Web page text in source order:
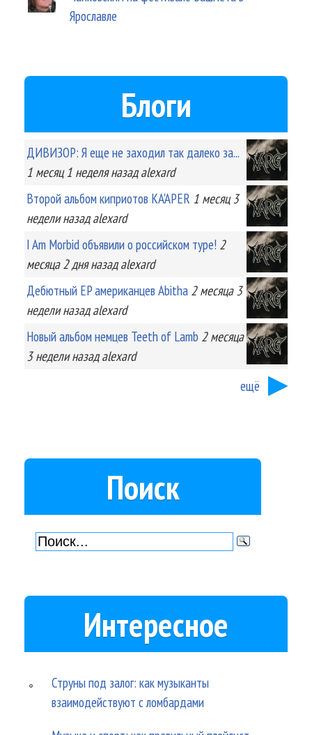
Ярославле
Блоги
ДИВИЗОР: Я еще не заходил так далеко за...
1 месяц 1 неделяназад alexard
Второй альбом киприотов KA'APER 1 месяц 3
неделиназад alexard
I Am Morbid объявили о российском туре! 2
месяца 2 дняназад alexard
Дебютный EP американцев Abitha 2 месяца 3
неделиназад alexard
Новый альбом немцев Teeth of Lamb 2 месяца
3 неделиназад alexard
ещё
Поиск
Интересное
Струны под залог: как музыканты
взаимодействуют с ломбардами